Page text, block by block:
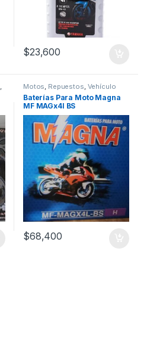
$23,600
, Motos, Repuestos, Vehículo
Baterías Para Moto Magna
MF MAGx4l BS
$68,400